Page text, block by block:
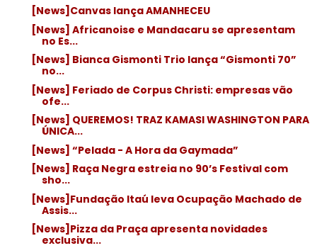
[News]Canvas lança AMANHECEU
[News] Africanoise e Mandacaru se apresentam
no Es...
[News] Bianca Gismonti Trio lança “Gismonti 70”
no...
[News] Feriado de Corpus Christi: empresas vão
ofe...
[News] QUEREMOS! TRAZ KAMASI WASHINGTON PARA
ÚNICA...
[News] “Pelada - A Hora da Gaymada”
[News] Raça Negra estreia no 90’s Festival com
sho...
[News]Fundação Itaú leva Ocupação Machado de
Assis...
[News]Pizza da Praça apresenta novidades
exclusiva...